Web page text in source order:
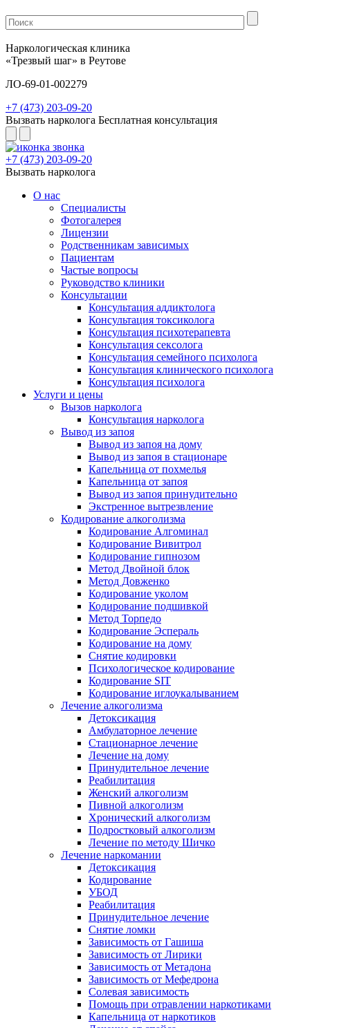
Наркологическая клиника
«Трезвый шаг» в Реутове
ЛО-69-01-002279
+7 (473) 203-09-20
Вызвать нарколога Бесплатная консультация
+7 (473) 203-09-20
Вызвать нарколога
О нас
Специалисты
Фотогалерея
Лицензии
Родственникам зависимых
Пациентам
Частые вопросы
Руководство клиники
Консультации
Консультация аддиктолога
Консультация токсиколога
Консультация психотерапевта
Консультация сексолога
Консультация семейного психолога
Консультация клинического психолога
Консультация психолога
Услуги и цены
Вызов нарколога
Консультация нарколога
Вывод из запоя
Вывод из запоя на дому
Вывод из запоя в стационаре
Капельница от похмелья
Капельница от запоя
Вывод из запоя принудительно
Экстренное вытрезвление
Кодирование алкоголизма
Кодирование Алгоминал
Кодирование Вивитрол
Кодирование гипнозом
Метод Двойной блок
Метод Довженко
Кодирование уколом
Кодирование подшивкой
Метод Торпедо
Кодирование Эспераль
Кодирование на дому
Снятие кодировки
Психологическое кодирование
Кодирование SIT
Кодирование иглоукалыванием
Лечение алкоголизма
Детоксикация
Амбулаторное лечение
Стационарное лечение
Лечение на дому
Принудительное лечение
Реабилитация
Женский алкоголизм
Пивной алкоголизм
Хронический алкоголизм
Подростковый алкоголизм
Лечение по методу Шичко
Лечение наркомании
Детоксикация
Кодирование
УБОД
Реабилитация
Принудительное лечение
Снятие ломки
Зависимость от Гашиша
Зависимость от Лирики
Зависимость от Метадона
Зависимость от Мефедрона
Солевая зависимость
Помощь при отравлении наркотиками
Капельница от наркотиков